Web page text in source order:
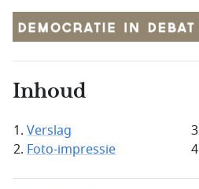
Inhoud
Verslag
Foto-impressie